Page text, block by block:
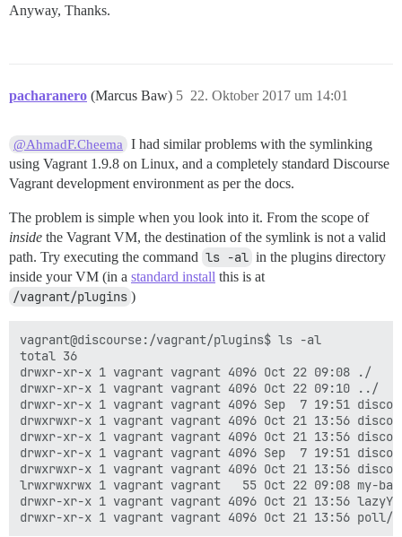
Anyway, Thanks.
pacharanero (Marcus Baw) 22. Oktober 2017 um 14:01
5
@AhmadF.Cheema I had similar problems with the symlinking
using Vagrant 1.9.8 on Linux, and a completely standard Discourse
Vagrant development environment as per the docs.
The problem is simple when you look into it. From the scope of
inside the Vagrant VM, the destination of the symlink is not a valid
path. Try executing the command ls -al in the plugins directory
inside your VM (in a standard install this is at
/vagrant/plugins )
vagrant@discourse:/vagrant/plugins$ ls -al
total 36
drwxr-xr-x 1 vagrant vagrant 4096 Oct 22 09:08 ./
drwxr-xr-x 1 vagrant vagrant 4096 Oct 22 09:10 ../
drwxr-xr-x 1 vagrant vagrant 4096 Sep  7 19:51
drwxrwxr-x 1 vagrant vagrant 4096 Oct 21 13:56
drwxr-xr-x 1 vagrant vagrant 4096 Oct 21 13:56
drwxr-xr-x 1 vagrant vagrant 4096 Sep  7 19:51
drwxrwxr-x 1 vagrant vagrant 4096 Oct 21 13:56
lrwxrwxrwx 1 vagrant vagrant   55 Oct 22 09:08 my-
drwxr-xr-x 1 vagrant vagrant 4096 Oct 21 13:56